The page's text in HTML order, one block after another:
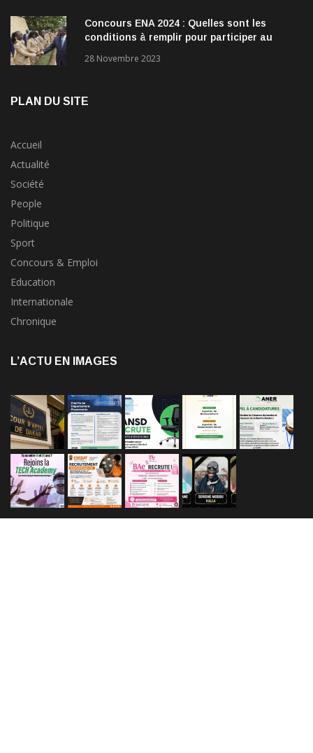
Concours ENA 2024 : Quelles sont les
conditions à remplir pour participer au
28 Novembre 2023
PLAN DU SITE
Accueil
Actualité
Société
People
Politique
Sport
Concours & Emploi
Education
Internationale
Chronique
L’ACTU EN IMAGES